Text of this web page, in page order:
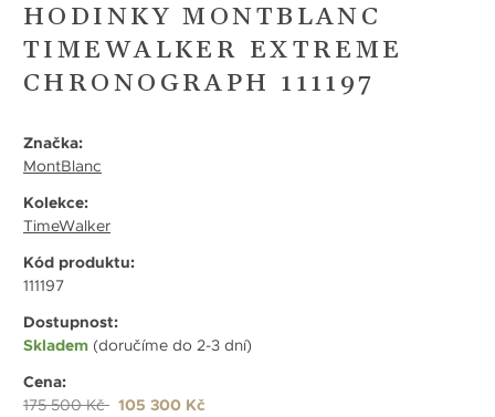
HODINKY MONTBLANC
TIMEWALKER EXTREME
CHRONOGRAPH 111197
Značka:
MontBlanc
Kolekce:
TimeWalker
Kód produktu:
111197
Dostupnost:
Skladem (doručíme do 2-3 dní)
Cena:
175 500 Kč 105 300 Kč